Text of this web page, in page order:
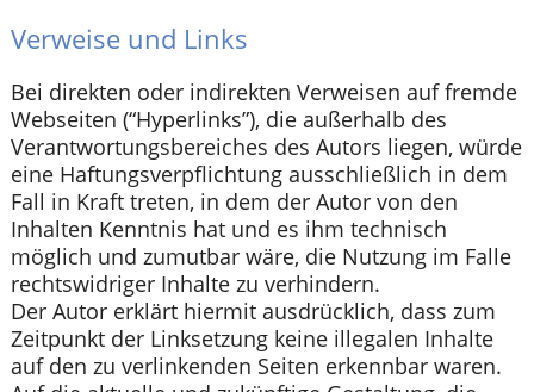
Verweise und Links
Bei direkten oder indirekten Verweisen auf fremde
Webseiten (“Hyperlinks”), die außerhalb des
Verantwortungsbereiches des Autors liegen, würde
eine Haftungsverpflichtung ausschließlich in dem
Fall in Kraft treten, in dem der Autor von den
Inhalten Kenntnis hat und es ihm technisch
möglich und zumutbar wäre, die Nutzung im Falle
rechtswidriger Inhalte zu verhindern.
Der Autor erklärt hiermit ausdrücklich, dass zum
Zeitpunkt der Linksetzung keine illegalen Inhalte
auf den zu verlinkenden Seiten erkennbar waren.